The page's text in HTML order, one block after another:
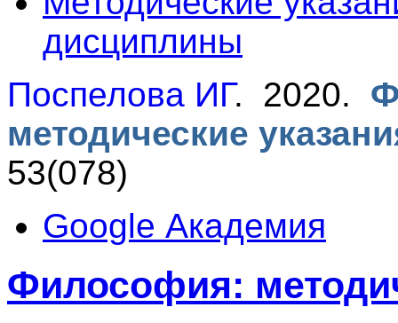
дисциплины
Поспелова ИГ. 2020.
методические
53(078)
Google Академия
Философия: